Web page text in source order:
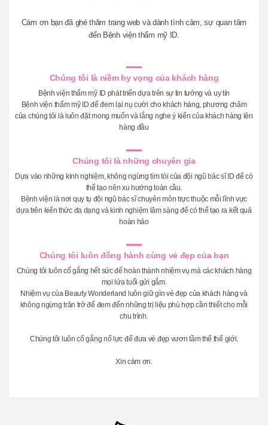
Cám ơn bạn đã ghé thăm trang web và dành tình cảm, sự quan tâm
đến Bệnh viện thẩm mỹ ID.
Chúng tôi là niềm hy vọng của khách hàng
Bệnh viện thẩm mỹ ID phát triển dựa trên sự tin tưởng và uy tín
Bệnh viện thẩm mỹ ID để đem lại nụ cười cho khách hàng, phương châm
của chúng tôi là luôn đặt mong muốn và lắng nghe ý kiến của khách hàng lên
hàng đầu
Chúng tôi là những chuyên gia
Dựa vào những kinh nghiệm, không ngừng tìm tòi của đội ngũ bác sĩ ID để có
thể tạo nên xu hướng toàn cầu.
Bệnh viện là nơi quy tụ đội ngũ bác sĩ chuyên môn trực thuộc mỗi lĩnh vực
dựa trên kiến thức đa dạng và kinh nghiệm lâm sàng để có thể tạo ra kết quả
hoàn hảo
Chúng tôi luôn đồng hành cùng vẻ đẹp của bạn
Chúng tôi luôn cố gắng hết sức để hoàn thành nhiệm vụ mà các khách hàng
mọi lứa tuổi gửi gắm.
Nhiệm vụ của Beauty Wonderland luôn giữ gìn vẻ đẹp của khách hàng và
không ngừng trăn trở để đem đến những trị liệu phù hợp cần thiết cho mỗi
chu trình.
Chúng tôi luôn cố gắng nổ lực để đưa vẻ đẹp vươn tầm thế thế giới.
Xin cám ơn.